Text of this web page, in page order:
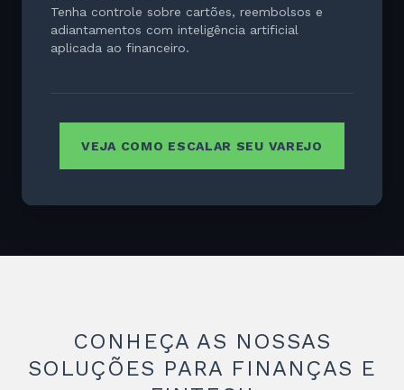
Tenha controle sobre cartões, reembolsos e
adiantamentos com inteligência artificial
aplicada ao financeiro.
VEJA COMO ESCALAR SEU VAREJO
CONHEÇA AS NOSSAS
SOLUÇÕES PARA FINANÇAS E